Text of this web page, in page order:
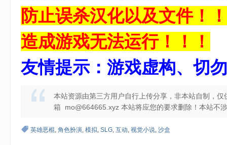
防止误杀汉化以及文件！
造成游戏无法运行！！！
友情提示：游戏虚构、切
本站资源由第三方用户自行上传分享，非本站自制，
箱 mo@664665.xyz 本站将应您的要求删除！本站不
英雄恶棍, 角色扮演, 模拟, SLG, 互动, 视觉小说, 沙盒